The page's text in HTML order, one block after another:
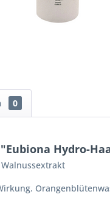
0
Hydro-